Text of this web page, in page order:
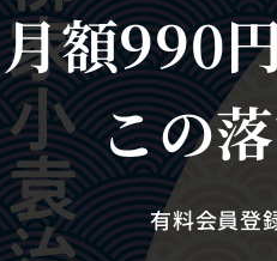
芸人から
演目
上演時
月額990
この
有料会員登